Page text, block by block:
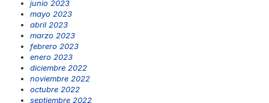
junio 2023
mayo 2023
abril 2023
marzo 2023
febrero 2023
enero 2023
diciembre 2022
noviembre 2022
octubre 2022
septiembre 2022